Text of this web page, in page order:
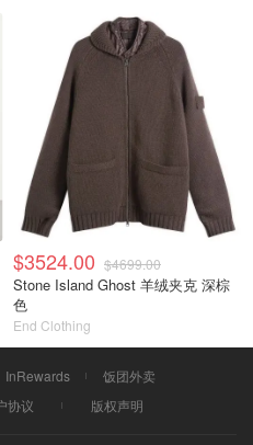
$3524.00 $4699.00
Stone Island Ghost 羊绒夹克 深棕
色
End Clothing
InRewards
饭团外卖
协议 版权声明